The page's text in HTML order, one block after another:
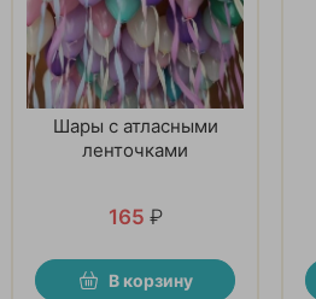
Шары с атласными
ленточками
165 ₽
В корзину